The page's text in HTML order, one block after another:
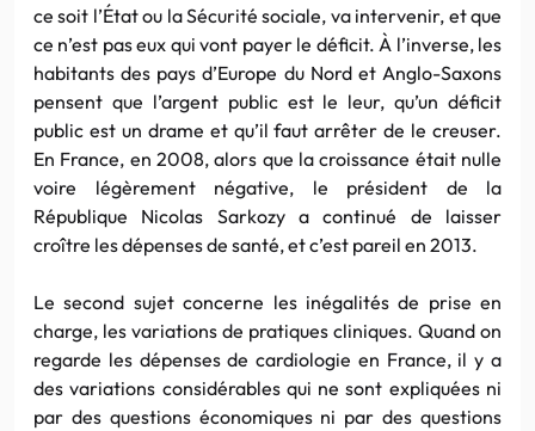
ce soit l’État ou la Sécurité sociale, va intervenir, et que
ce n’est pas eux qui vont payer le déficit. À l’inverse, les
habitants des pays d’Europe du Nord et Anglo-Saxons
pensent que l’argent public est le leur, qu’un déficit
public est un drame et qu’il faut arrêter de le creuser.
En France, en 2008, alors que la croissance était nulle
voire légèrement négative, le président de la
République Nicolas Sarkozy a continué de laisser
croître les dépenses de santé, et c’est pareil en 2013.
Le second sujet concerne les inégalités de prise en
charge, les variations de pratiques cliniques. Quand on
regarde les dépenses de cardiologie en France, il y a
des variations considérables qui ne sont expliquées ni
par des questions économiques ni par des questions